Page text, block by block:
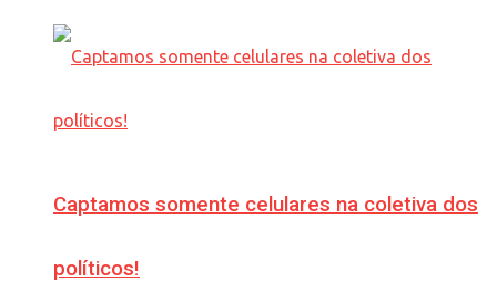
Captamos somente celulares na coletiva dos
políticos!